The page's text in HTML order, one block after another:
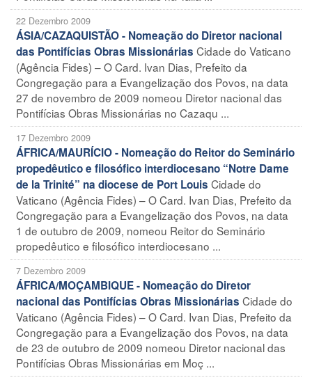
22 Dezembro 2009
ÁSIA/CAZAQUISTÃO - Nomeação do Diretor nacional
das Pontifícias Obras Missionárias Cidade do Vaticano
(Agência Fides) – O Card. Ivan Dias, Prefeito da
Congregação para a Evangelização dos Povos, na data
27 de novembro de 2009 nomeou Diretor nacional das
Pontifícias Obras Missionárias no Cazaqu ...
17 Dezembro 2009
ÁFRICA/MAURÍCIO - Nomeação do Reitor do Seminário
propedêutico e filosófico interdiocesano “Notre Dame
de la Trinité” na diocese de Port Louis Cidade do
Vaticano (Agência Fides) – O Card. Ivan Dias, Prefeito da
Congregação para a Evangelização dos Povos, na data
1 de outubro de 2009, nomeou Reitor do Seminário
propedêutico e filosófico interdiocesano ...
7 Dezembro 2009
ÁFRICA/MOÇAMBIQUE - Nomeação do Diretor
nacional das Pontifícias Obras Missionárias Cidade do
Vaticano (Agência Fides) – O Card. Ivan Dias, Prefeito da
Congregação para a Evangelização dos Povos, na data
de 23 de outubro de 2009 nomeou Diretor nacional das
Pontifícias Obras Missionárias em Moç ...